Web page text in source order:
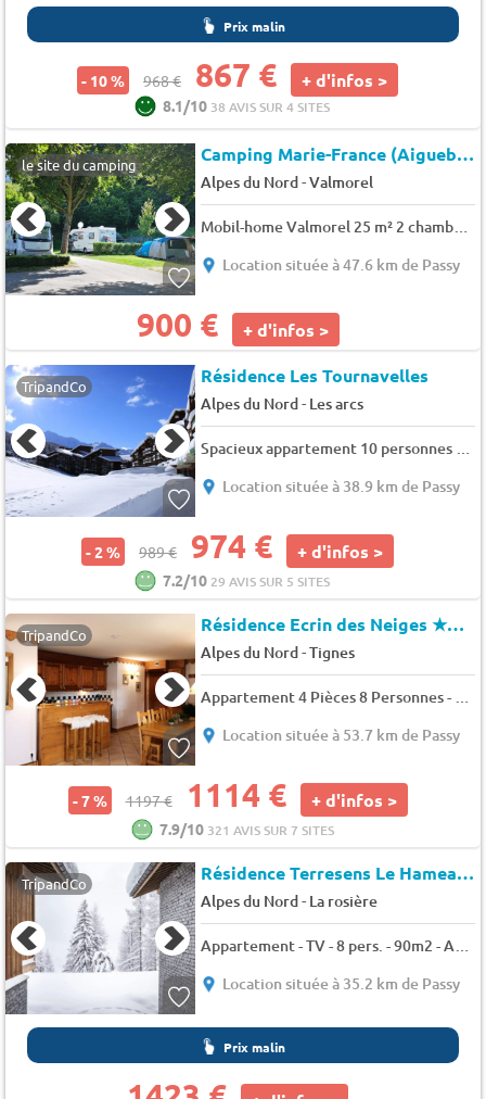
Prix malin
- 10 % 968 € 867 € + d'infos >
8.1/10 38 AVIS SUR 4 SITES
le site du camping Camping Marie-France (Aigueblanche à 2 km)
Alpes du Nord-Valmorel
Mobil-home Valmorel 25 m² 2 chambres 4 pers.
Location située à 47.6 km de Passy
900 € + d'infos >
TripandCo Résidence Les Tournavelles
Alpes du Nord- Les arcs
Spacieux appartement 10 personnes front de neige - 10 pers. - 90m2 - TV
Location située à 38.9 km de Passy
- 2 % 989 € 974 € + d'infos >
7.2/10 29 AVIS SUR 5 SITES
TripandCo Résidence Ecrin des Neiges★★★★
Alpes du Nord-Tignes
Appartement 4 Pièces 8 Personnes - Sélection - 8 pers. - 59m2 - TV - Animaux admis
Location située à 53.7 km de Passy
- 7 % 1197 € 1114 € + d'infos >
7.9/10 321 AVIS SUR 7 SITES
TripandCo Résidence Terresens Le Hameau de Barthélémy
Alpes du Nord- La rosière
Appartement - TV - 8 pers. - 90m2 - Animaux admis
Location située à 35.2 km de Passy
Prix malin